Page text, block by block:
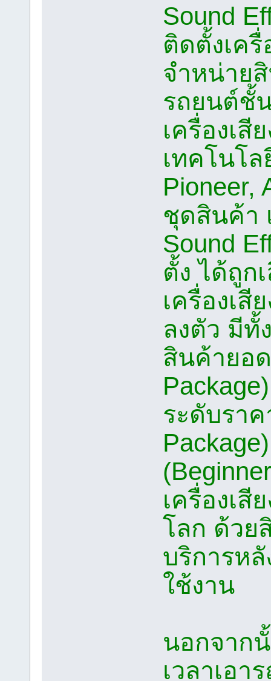
Sound
ติดตั้งเครื่
จำหน่ายสิ
รถยนต์ชั้
เครื่องเ
เทคโนโ
Pioneer,
ชุดสินค้า
Sound
ตั้ง ได้ถูก
เครื่องเสี
ลงตัว มีทั้
สินค้ายอ
ระดับรา
เครื่องเ
โลก ด้ว
บริการห
ใช้งาน
นอกจาก
เวลาเอา